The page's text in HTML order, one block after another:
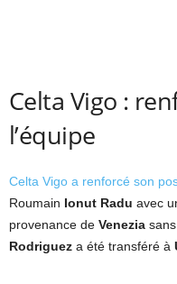
Celta Vigo :
l’équipe
Celta Vigo a renforcé son
Roumain Ionut Radu avec
provenance de Venezia
Rodriguez a été transféré à